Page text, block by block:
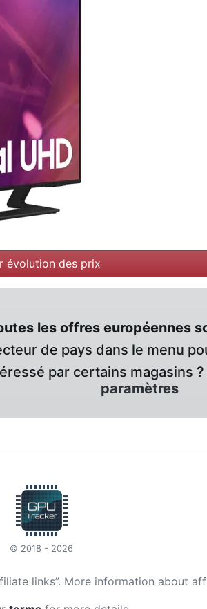
évolution des prix
les offres européennes
de pays dans le menu
par certains magasins
paramètres
© 2018 - 2026
links”. More information about